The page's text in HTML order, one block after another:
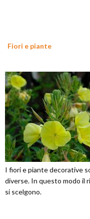
Fiori e piante
I fiori e piante decorative
diverse. In questo modo il
si scelgono.